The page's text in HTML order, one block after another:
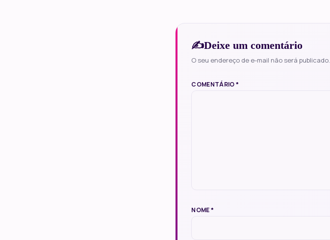
Deixe um comentário
O seu endereço de e-mail não será publicado.
COMENTÁRIO*
NOME*